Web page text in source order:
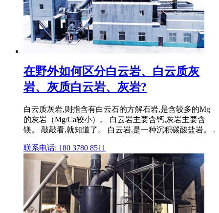
在野外如何区分白云岩、白云质灰
岩、灰质白云岩、灰岩?
白云质灰岩,则指含有白云石的方解石岩,是含较多的Mg
的灰岩（Mg/Ca较小）。 白云岩主要含钙,灰岩主要含
镁。 敲敲看,就知道了。 白云岩,是一种沉积碳酸盐岩。 .
联系电话: 180 3780 8511